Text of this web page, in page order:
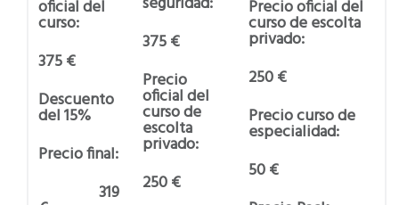
oficial del
curso:
375 €
Descuento
del 15%
Precio final:
319
375 €
Precio
oficial del
curso de
escolta
privado:
250 €
Precio oficial del
curso de escolta
privado:
250 €
Precio curso de
especialidad:
50 €